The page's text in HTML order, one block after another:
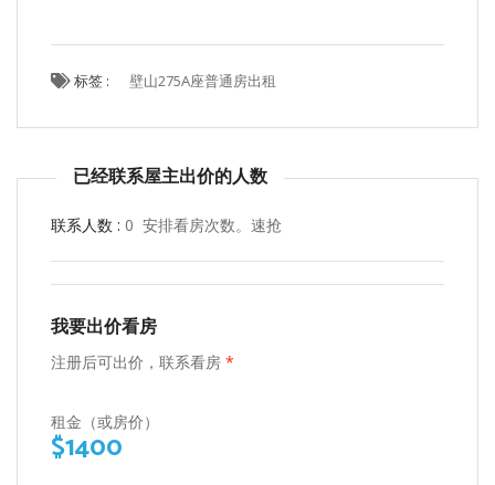
标签 : 壁山275A座普通房出租
已经联系屋主出价的人数
联系人数 : 0 安排看房次数。速抢
我要出价看房
注册后可出价，联系看房 *
租金（或房价）
$1400